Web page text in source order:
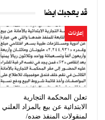
قد يعجبك ايضا
إعلانات
تعلن المحكمة التجارية
الابتدائية عن بيع بالمزاد العلني
لمنقولات المنفذ ضده/